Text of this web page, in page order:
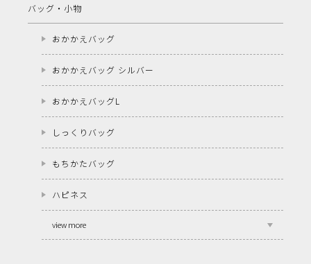
バッグ・小物
おかかえバッグ
おかかえバッグ シルバー
おかかえバッグL
しっくりバッグ
もちかたバッグ
ハピネス
view more